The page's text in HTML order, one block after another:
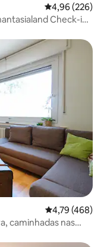
4,96 de uma
4,96 (226)
Check-in
4,79 de uma
4,79 (468)
caminhadas nas